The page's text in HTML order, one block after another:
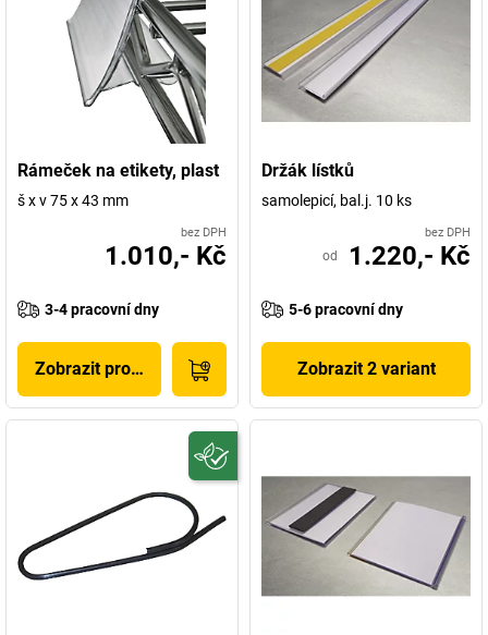
Rámeček na etikety, plast
š x v 75 x 43 mm
bez DPH
1.010,- Kč
3-4 pracovní dny
Zobrazit produkt
Držák lístků
samolepicí, bal.j. 10 ks
bez DPH
od 1.220,- Kč
5-6 pracovní dny
Zobrazit 2 variant